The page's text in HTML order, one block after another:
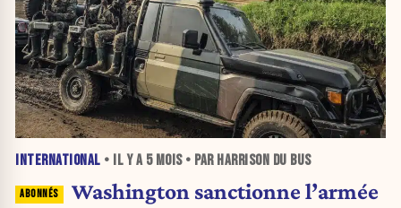
INTERNATIONAL • IL Y A 5 MOIS• PAR HARRISON DU BUS
Washington sanctionne l’armée